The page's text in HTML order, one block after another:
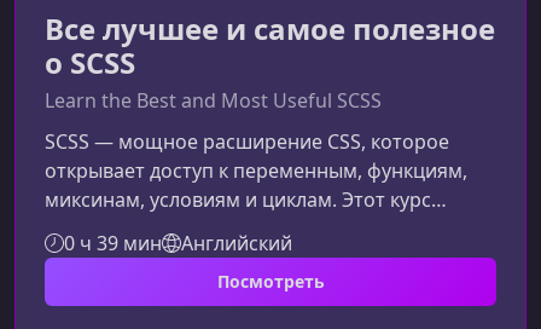
Все лучшее и самое полезное
о SCSS
Learn the Best and Most Useful SCSS
SCSS — мощное расширение CSS, которое
открывает доступ к переменным, функциям,
миксинам, условиям и циклам. Этот курс
поможет вам понять, как использовать эти
возможности эффективно, чтобы ускорить
разработку и улучшить качество стилей.Что
0 ч 39 мин Английский
Посмотреть